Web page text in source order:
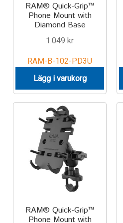
RAM ROD
Produkter efter livsstil/aktivitet
FORDONSTYP
Aircraft
ATV
Car
RAM® Quick-Grip™
Phone Mount with
Diamond Base
1.049 kr
RAM-B-102-PD3U
Lägg i varukorg
RAM® Quick-Grip™
Phone Mount with